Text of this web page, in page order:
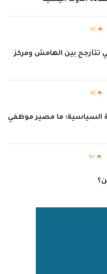
85
تتأرجح بين الهامش ومركز
80
السياسية: ما مصير موظفي
187